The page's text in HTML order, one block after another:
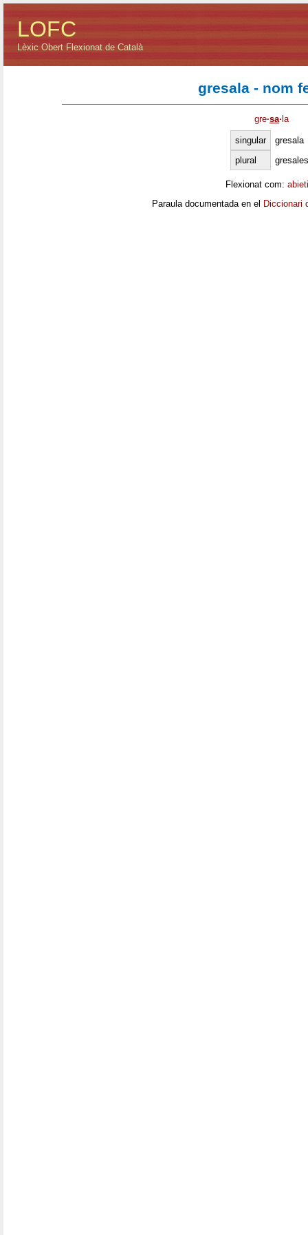
LOFC
Lèxic Obert Flexionat de Català
gresala - nom
gre·sa· la
singular
gresala
plural
gresales
Flexionat com:
Paraula documentada en el Diccionari